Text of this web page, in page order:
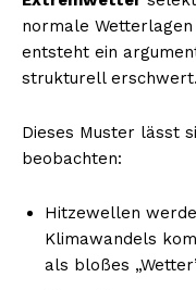
normale
entsteht ein
strukturell erschwert.
Dieses Muster lässt
beobachten:
Hitzewellen
Klimawandels
als bloßes